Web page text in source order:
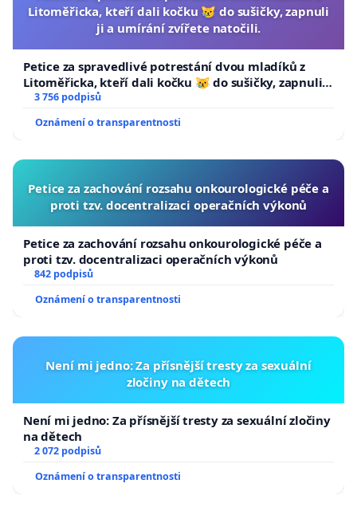
Litoměřicka, kteří dali kočku 😿 do sušičky, zapnuli
ji a umírání zvířete natočili.
Petice za spravedlivé potrestání dvou mladíků z
Litoměřicka, kteří dali kočku 😿 do sušičky, zapnuli ji
a umírání zvířete natočili.
3 756 podpisů
Oznámení o transparentnosti
Petice za zachování rozsahu onkourologické péče a
proti tzv. docentralizaci operačních výkonů
Petice za zachování rozsahu onkourologické péče a
proti tzv. docentralizaci operačních výkonů
842 podpisů
Oznámení o transparentnosti
Není mi jedno: Za přísnější tresty za sexuální
zločiny na dětech
Není mi jedno: Za přísnější tresty za sexuální zločiny
na dětech
2 072 podpisů
Oznámení o transparentnosti